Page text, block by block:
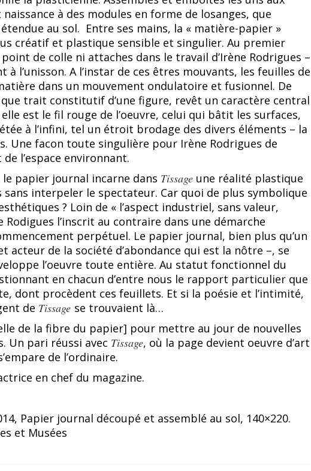
à des modules en forme de losanges, que
au sol. Entre ses mains, la « matière-papier »
créatif et plastique sensible et singulier. Au premier
de colle ni attaches dans le travail d’Irène Rodrigues –
l’unisson. A l’instar de ces êtres mouvants, les feuilles de
dans un mouvement ondulatoire et fusionnel. De
que trait constitutif d’une figure, revêt un caractère central
est le fil rouge de l’oeuvre, celui qui bâtit les surfaces,
à l’infini, tel un étroit brodage des divers éléments – la
Une facon toute singulière pour Irène Rodrigues de
l’espace environnant.
papier journal incarne dans Tissage une réalité plastique
sans interpeler le spectateur. Car quoi de plus symbolique
? Loin de « l’aspect industriel, sans valeur,
l’inscrit au contraire dans une démarche
perpétuel. Le papier journal, bien plus qu’un
acteur de la société d’abondance qui est la nôtre –, se
l’oeuvre toute entière. Au statut fonctionnel du
en chacun d’entre nous le rapport particulier que
dont procèdent ces feuillets. Et si la poésie et l’intimité,
de Tissage se trouvaient là…
de la fibre du papier] pour mettre au jour de nouvelles
Un pari réussi avec Tissage, où la page devient oeuvre d’art
de l’ordinaire.
en chef du magazine.
Papier journal découpé et assemblé au sol, 140×220.
et Musées